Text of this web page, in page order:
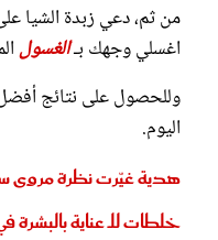
من ثم، دعي زبدة الشيا
اغسلي وجهك بـالغسول
وللحصول على نتائج
اليوم.
هدية غيّرت نظرة مروى
خلطات للـ عناية